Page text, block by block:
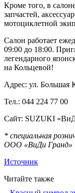
Кроме того, в
запчастей,
мотоциклетной
Салон работает
09:00 до 18:00.
легендарного
на Кольцевой!
Адрес: ул. Большая
Тел.: 044 224 77 00
Сайт: SUZUKI
* специальная
ООО «ВиДи Гранд»
Источник
Читайте также